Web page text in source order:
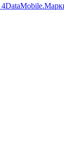
4